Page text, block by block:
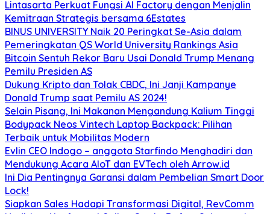
Lintasarta Perkuat Fungsi AI Factory dengan Menjalin
Kemitraan Strategis bersama 6Estates
BINUS UNIVERSITY Naik 20 Peringkat Se-Asia dalam
Pemeringkatan QS World University Rankings Asia
Bitcoin Sentuh Rekor Baru Usai Donald Trump Menang
Pemilu Presiden AS
Dukung Kripto dan Tolak CBDC, Ini Janji Kampanye
Donald Trump saat Pemilu AS 2024!
Selain Pisang, Ini Makanan Mengandung Kalium Tinggi
Bodypack Neos Vintech Laptop Backpack: Pilihan
Terbaik untuk Mobilitas Modern
Evlin CEO Indogo – anggota Starfindo Menghadiri dan
Mendukung Acara AIoT dan EVTech oleh Arrow.id
Ini Dia Pentingnya Garansi dalam Pembelian Smart Door
Lock!
Siapkan Sales Hadapi Transformasi Digital, RevComm